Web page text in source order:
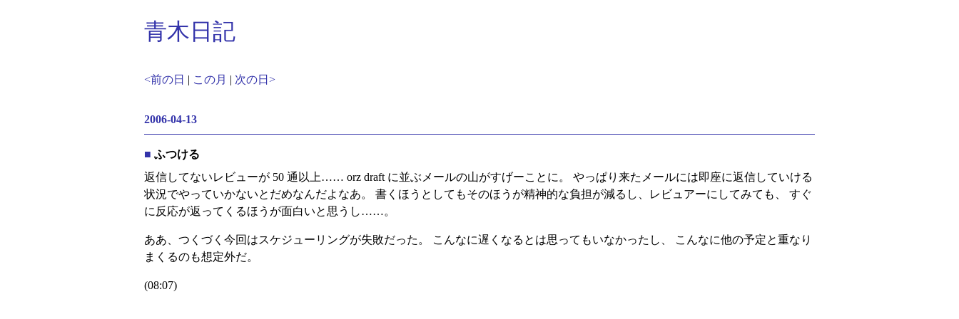
青木日記
<前の日 | この月 | 次の日>
2006-04-13
■ ふつける
返信してないレビューが 50 通以上…… orz draft に並ぶメールの山がすげーことに。 やっぱり来たメールには即座に返信していける
状況でやっていかないとだめなんだよなあ。 書くほうとしてもそのほうが精神的な負担が減るし、レビュアーにしてみても、 すぐ
に反応が返ってくるほうが面白いと思うし……。
ああ、つくづく今回はスケジューリングが失敗だった。 こんなに遅くなるとは思ってもいなかったし、 こんなに他の予定と重なり
まくるのも想定外だ。
(08:07)